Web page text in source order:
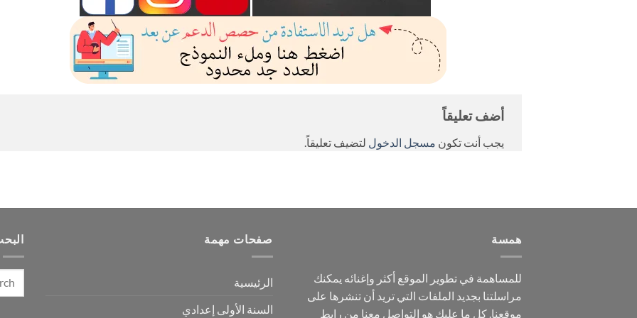
أضف تعليقاً
يجب أنت تكون مسجل الدخول لتضيف تعليقاً.
همسة
للمساهمة في تطوير الموقع أكثر وإغنائه يمكنك
مراسلتنا بجديد الملفات التي تريد أن تنشرها على
موقعنا. كل ما عليك هو التواصل معنا من رابط
صفحات مهمة
الرئيسية
السنة الأولى إعدادي